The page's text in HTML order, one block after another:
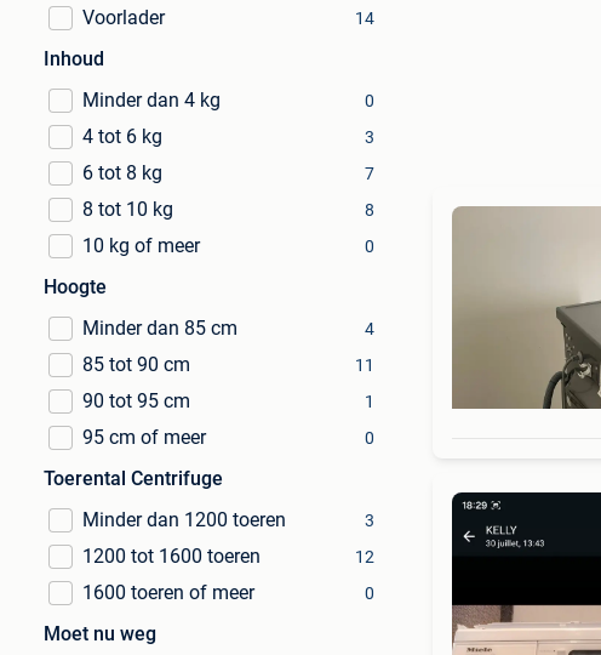
Voorlader 14
Inhoud
Minder dan 4 kg
0
4 tot 6 kg 3
6 tot 8 kg 7
8 tot 10 kg 8
10 kg of meer 0
Hoogte
Minder dan 85 cm
4
85 tot 90 cm 11
90 tot 95 cm 1
95 cm of meer 0
Toerental Centrifuge
Minder dan 1200 toeren
3
1200 tot 1600 toeren 12
1600 toeren of meer 0
Moet nu weg